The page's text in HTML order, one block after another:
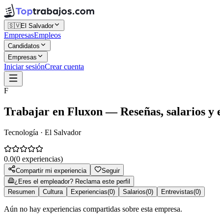
🇸🇻El Salvador
EmpresasEmpleos
Candidatos
Empresas
Iniciar sesiónCrear cuenta
F
Trabajar en Fluxon — Reseñas, salarios y
Tecnología · El Salvador
0.0(0 experiencias)
Compartir mi experiencia
Seguir
¿Eres el empleador? Reclama este perfil
Resumen
Cultura Experiencias(0) Salarios(0) Entrevistas(0)
Aún no hay experiencias compartidas sobre esta empresa.